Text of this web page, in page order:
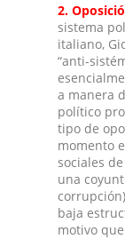
2.
sistema
italiano,
“anti-
a manera
político
tipo de
momento
sociales
una
baja
motivo